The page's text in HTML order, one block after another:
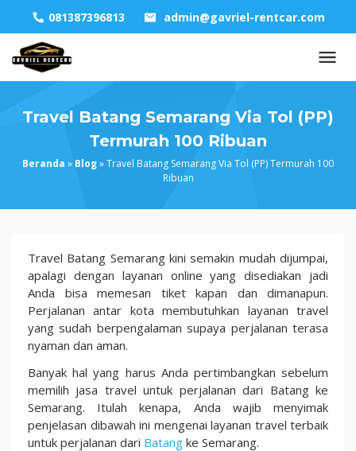
content
081387396813 admin@gavriel-rentcar.com
Travel Batang Semarang Via Tol (PP)
Termurah 100 Ribuan
Beranda » Blog»Travel Batang Semarang Via Tol (PP) Termurah 100
Ribuan
Travel
Batang
Semarang Via
Tol
(PP)
Termurah
Ribuan
Travel Batang Semarang kini semakin mudah dijumpai,
apalagi dengan layanan online yang disediakan jadi
Anda bisa memesan tiket kapan dan dimanapun.
Perjalanan antar kota membutuhkan layanan travel
yang sudah berpengalaman supaya perjalanan terasa
nyaman dan aman.
Banyak hal yang harus Anda pertimbangkan sebelum
memilih jasa travel untuk perjalanan dari Batang ke
Semarang. Itulah kenapa, Anda wajib menyimak
penjelasan dibawah ini mengenai layanan travel terbaik
untuk perjalanan dari Batang ke Semarang.